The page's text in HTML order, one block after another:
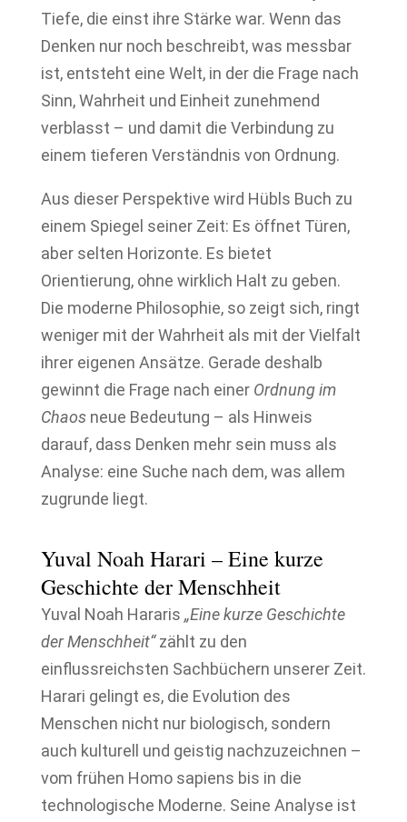
Tiefe, die einst ihre Stärke war. Wenn das
Denken nur noch beschreibt, was messbar
ist, entsteht eine Welt, in der die Frage nach
Sinn, Wahrheit und Einheit zunehmend
verblasst – und damit die Verbindung zu
einem tieferen Verständnis von Ordnung.
Aus dieser Perspektive wird Hübls Buch zu
einem Spiegel seiner Zeit: Es öffnet Türen,
aber selten Horizonte. Es bietet
Orientierung, ohne wirklich Halt zu geben.
Die moderne Philosophie, so zeigt sich, ringt
weniger mit der Wahrheit als mit der Vielfalt
ihrer eigenen Ansätze. Gerade deshalb
gewinnt die Frage nach einer Ordnung im
Chaosneue Bedeutung – als Hinweis
darauf, dass Denken mehr sein muss als
Analyse: eine Suche nach dem, was allem
zugrunde liegt.
Yuval Noah Harari – Eine kurze
Geschichte der Menschheit
Yuval Noah Hararis „Eine kurze Geschichte
der Menschheit“zählt zu den
einflussreichsten Sachbüchern unserer Zeit.
Harari gelingt es, die Evolution des
Menschen nicht nur biologisch, sondern
auch kulturell und geistig nachzuzeichnen –
vom frühen Homo sapiens bis in die
technologische Moderne. Seine Analyse ist